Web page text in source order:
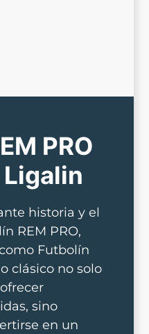
PRO
historia y el
REM PRO,
Futbolín
clásico no solo
sino
en un